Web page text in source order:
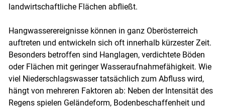
Skip to main content
landwirtschaftliche Flächen abfließt.
Hangwasserereignisse können in ganz Oberösterreich
auftreten und entwickeln sich oft innerhalb kürzester Zeit.
Besonders betroffen sind Hanglagen, verdichtete Böden
oder Flächen mit geringer Wasseraufnahmefähigkeit. Wie
viel Niederschlagswasser tatsächlich zum Abfluss wird,
hängt von mehreren Faktoren ab: Neben der Intensität des
Regens spielen Geländeform, Bodenbeschaffenheit und